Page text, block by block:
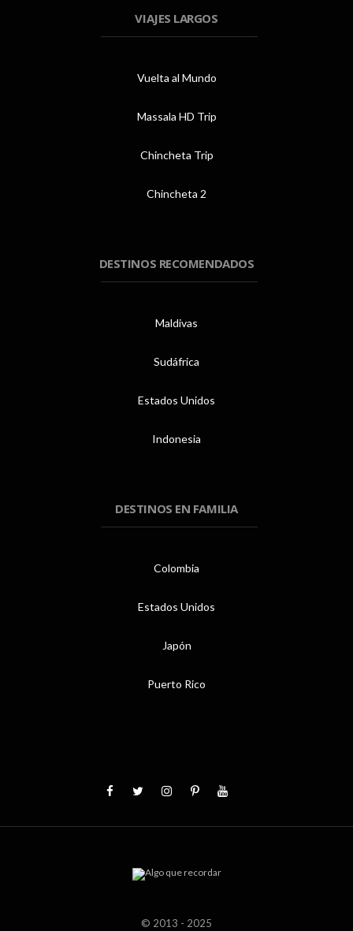
VIAJES LARGOS
Vuelta al Mundo
Massala HD Trip
Chincheta Trip
Chincheta 2
DESTINOS RECOMENDADOS
Maldivas
Sudáfrica
Estados Unidos
Indonesia
DESTINOS EN FAMILIA
Colombia
Estados Unidos
Japón
Puerto Rico
© 2013 - 2025